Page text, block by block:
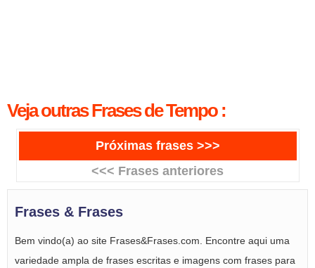
Veja outras Frases de Tempo :
Próximas frases >>>
<<< Frases anteriores
Frases & Frases
Bem vindo(a) ao site Frases&Frases.com. Encontre aqui uma
variedade ampla de frases escritas e imagens com frases para